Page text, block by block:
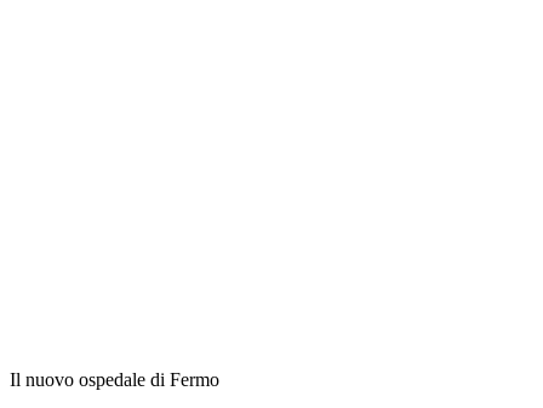
Il nuovo ospedale di Fermo